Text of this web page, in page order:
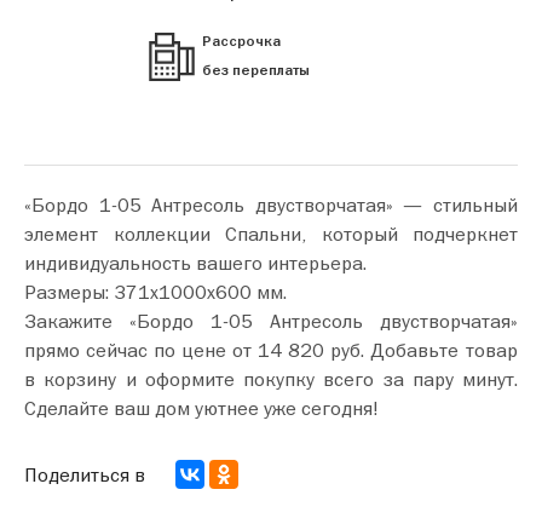
Рассрочка
без переплаты
«Бордо 1-05 Антресоль двустворчатая» — стильный
элемент коллекции Спальни, который подчеркнет
индивидуальность вашего интерьера.
Размеры: 371х1000х600 мм.
Закажите «Бордо 1-05 Антресоль двустворчатая»
прямо сейчас по цене от 14 820 руб. Добавьте товар
в корзину и оформите покупку всего за пару минут.
Сделайте ваш дом уютнее уже сегодня!
Поделиться в